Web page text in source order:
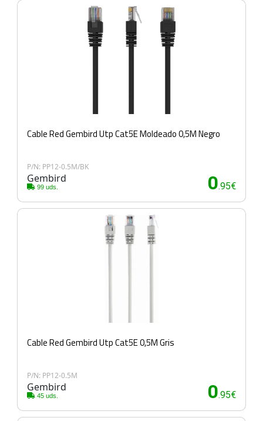
Cable Red Gembird Utp Cat5E Moldeado 0,5M Negro
P/N: PP12-0.5M/BK
Gembird
99 uds. 0.95€
Cable Red Gembird Utp Cat5E 0,5M Gris
P/N: PP12-0.5M
Gembird
45 uds. 0.95€